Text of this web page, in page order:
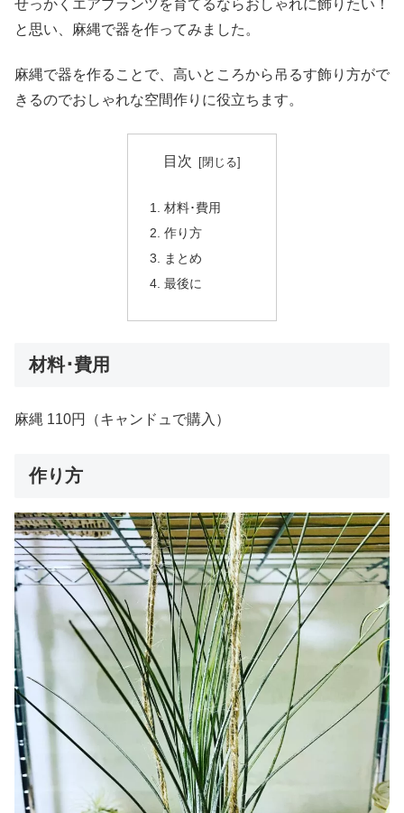
せっかくエアプランツを育てるならおしゃれに飾りたい！
と思い、麻縄で器を作ってみました。
麻縄で器を作ることで、高いところから吊るす飾り方がで
きるのでおしゃれな空間作りに役立ちます。
目次
材料･費用
作り方
まとめ
最後に
材料･費用
麻縄 110円（キャンドュで購入）
作り方